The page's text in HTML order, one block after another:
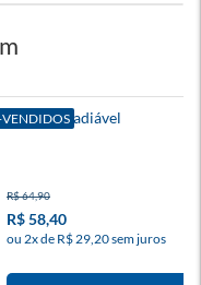
Amar É Inadiável
R$ 64,90
R$ 58,40
ou 2x de R$ 29,20 sem juros